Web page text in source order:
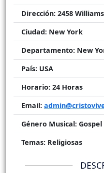
Dirección: 2458
Ciudad: New York
Departamento: New
País: USA
Horario: 24 Horas
Email:
Género Musical: Gospel
Temas: Religiosas